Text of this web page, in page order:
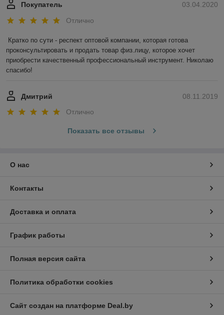
03.04.2020
Покупатель
Отлично
Кратко по сути - респект оптовой компании, которая готова
проконсультировать и продать товар физ.лицу, которое хочет
приобрести качественный профессиональный инструмент. Николаю
спасибо!
08.11.2019
Дмитрий
Отлично
Показать все отзывы
О нас
Контакты
Доставка и оплата
График работы
Полная версия сайта
Политика обработки cookies
Сайт создан на платформе Deal.by